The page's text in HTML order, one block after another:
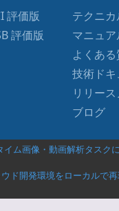
評価版
評価版
テクニ
マニュ
よくあ
技術ドキ
リリース
ブログ
イム画像・動画解析タスク
ウド開発環境をローカルで